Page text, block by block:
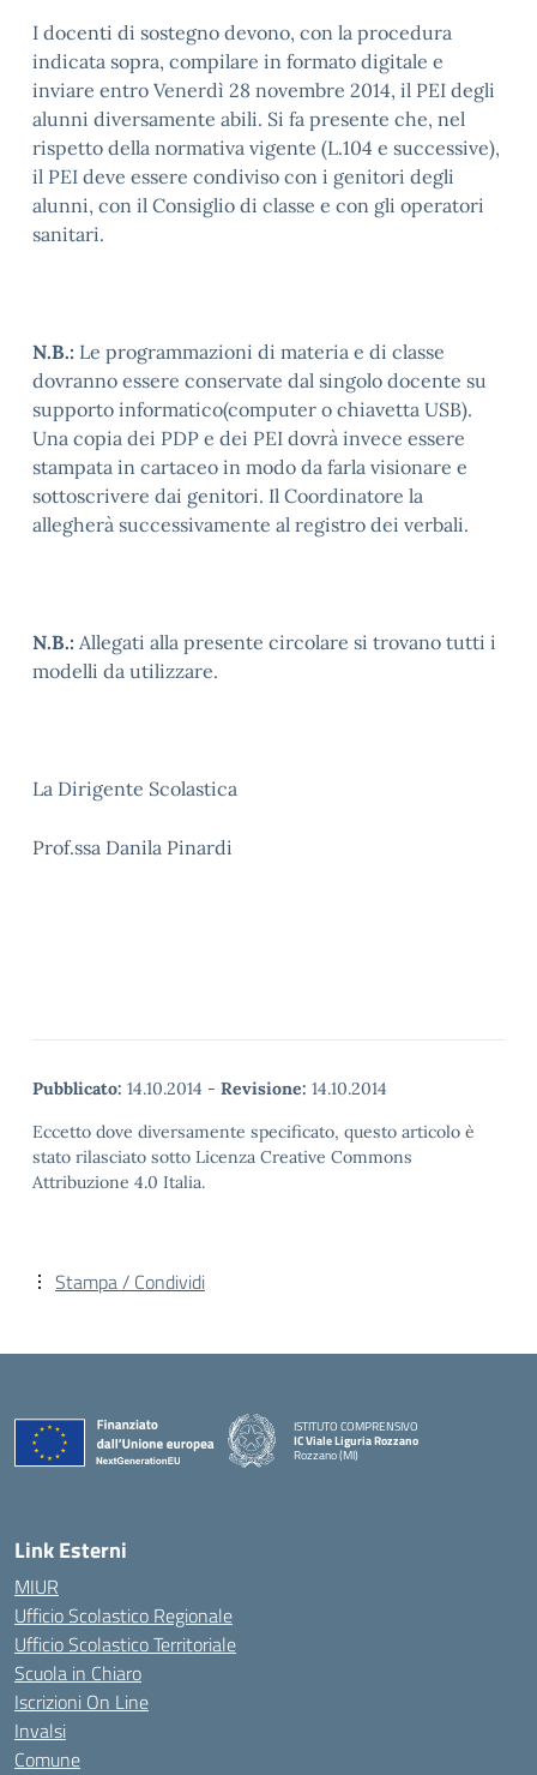
I docenti di sostegno devono, con la procedura
indicata sopra, compilare in formato digitale e
inviare entro Venerdì 28 novembre 2014, il PEI degli
alunni diversamente abili. Si fa presente che, nel
rispetto della normativa vigente (L.104 e successive),
il PEI deve essere condiviso con i genitori degli
alunni, con il Consiglio di classe e con gli operatori
sanitari.
N.B.: Le programmazioni di materia e di classe
dovranno essere conservate dal singolo docente su
supporto informatico(computer o chiavetta USB).
Una copia dei PDP e dei PEI dovrà invece essere
stampata in cartaceo in modo da farla visionare e
sottoscrivere dai genitori. Il Coordinatore la
allegherà successivamente al registro dei verbali.
N.B.: Allegati alla presente circolare si trovano tutti i
modelli da utilizzare.
La Dirigente Scolastica
Prof.ssa Danila Pinardi
Pubblicato: 14.10.2014 - Revisione: 14.10.2014
Eccetto dove diversamente specificato, questo articolo è
stato rilasciato sotto Licenza Creative Commons
Attribuzione 4.0 Italia.
Stampa / Condividi
ISTITUTO COMPRENSIVO
IC Viale Liguria Rozzano
Rozzano (MI)
Link Esterni
MIUR
Ufficio Scolastico Regionale
Ufficio Scolastico Territoriale
Scuola in Chiaro
Iscrizioni On Line
Invalsi
Comune